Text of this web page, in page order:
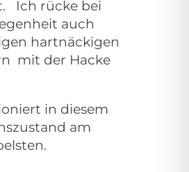
Ich rücke bei
auch
hartnäckigen
mit der Hacke
in diesem
am